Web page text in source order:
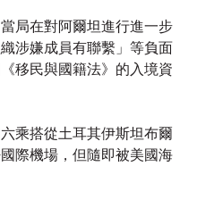
局在對阿爾坦進行進一步
涉嫌成員有聯繫」等負面
移民與國籍法》的入境資
乘搭從土耳其伊斯坦布爾
際機場，但隨即被美國海